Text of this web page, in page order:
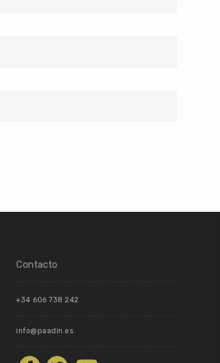
Contacto
+34 606 738 242
info@paadin.es